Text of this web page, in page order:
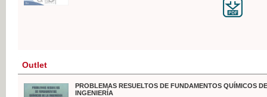
Outlet
PROBLEMAS RESUELTOS DE FUNDAMENTOS QUÍMICOS
INGENIERÍA